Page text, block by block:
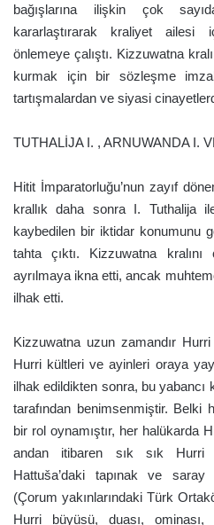
bağışlarına ilişkin çok
kararlaştırarak kraliyet ailesi
önlemeye çalıştı. Kizzuwatna
kurmak için bir sözleşme
tartışmalardan ve siyasi
TUTHALİJA I. , ARNUWANDA I.
Hitit İmparatorluğu’nun zayıf
krallık daha sonra I. Tuthalija
kaybedilen bir iktidar konumunu
tahta çıktı. Kizzuwatna kralını
ayrılmaya ikna etti, ancak
ilhak etti.
Kizzuwatna uzun zamandır
Hurri kültleri ve ayinleri oraya
ilhak edildikten sonra, bu yabancı
tarafından benimsenmiştir. Belki
bir rol oynamıştır, her halükarda
andan itibaren sık sık Hurri
Hattuša’daki tapınak ve
(Çorum yakınlarındaki Türk
Hurri büyüsü, duası,